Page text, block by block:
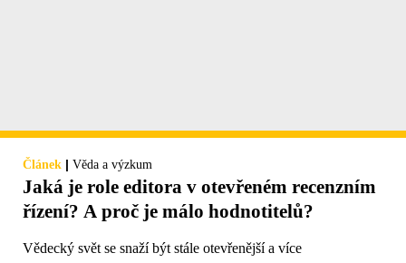
Článek | Věda a výzkum
Jaká je role editora v otevřeném recenzním
řízení? A proč je málo hodnotitelů?
Vědecký svět se snaží být stále otevřenější a více